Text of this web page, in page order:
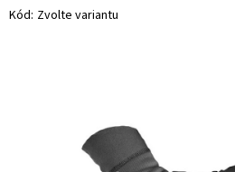
produktu
Kód: Zvolte variantu